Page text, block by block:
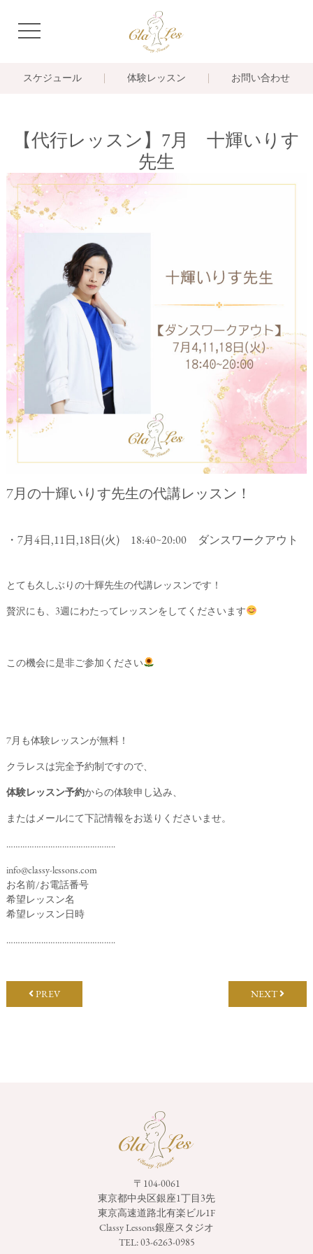
navigation
スケジュール 体験レッスン お問い合わせ
【代行レッスン】7月 十輝いりす
先生
7月の十輝いりす先生の代講レッスン！
・7月4日,11日,18日(火) 18:40∼20:00 ダンスワークアウト
とても久しぶりの十輝先生の代講レッスンです！
贅沢にも、3週にわたってレッスンをしてくださいます
この機会に是非ご参加ください
7月も体験レッスンが無料！
クラレスは完全予約制ですので、
体験レッスン予約からの体験申し込み、
またはメールにて下記情報をお送りくださいませ。
………………………………………..
info@classy-lessons.com
お名前/お電話番号
希望レッスン名
希望レッスン日時
………………………………………..
PREV NEXT
〒104-0061
東京都中央区銀座1丁目3先
東京高速道路北有楽ビル1F
Classy Lessons銀座スタジオ
TEL:03-6263-0985